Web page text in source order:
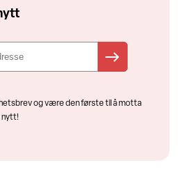
og være den første til å motta
nytt!